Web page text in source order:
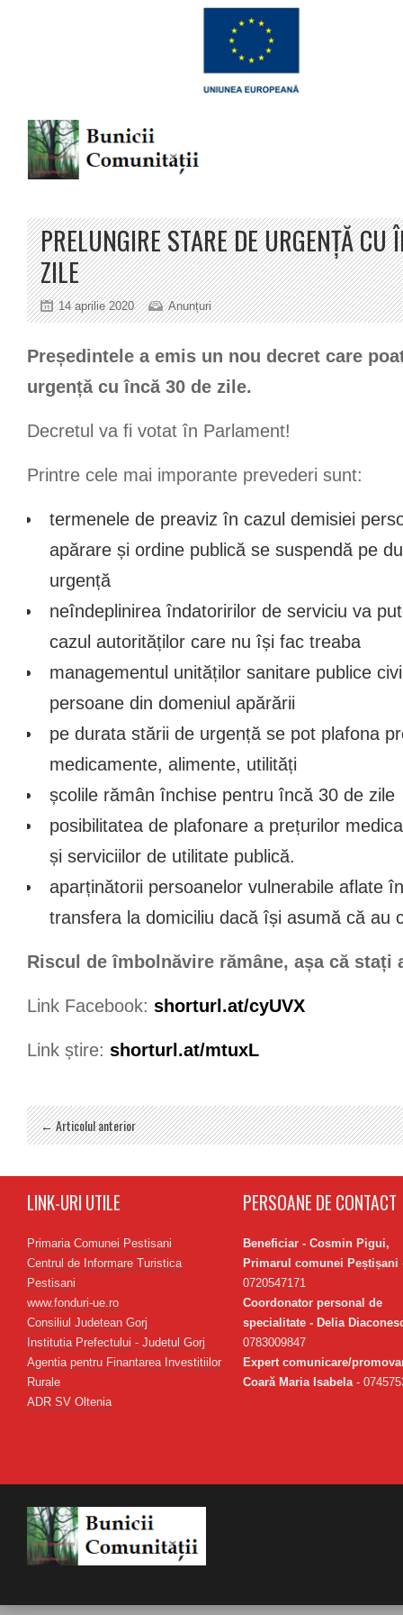
PRELUNGIRE STARE DE URGENȚĂ CU
ZILE
14 aprilie 2020 Anunțuri
Președintele a emis un nou decret care
urgență cu încă 30 de zile.
Decretul va fi votat în Parlament!
Printre cele mai imporante prevederi sunt:
termenele de preaviz în cazul demisiei
apărare și ordine publică se suspendă pe
urgență
neîndeplinirea îndatoririlor de serviciu va
cazul autorităților care nu își fac treaba
managementul unităților sanitare publice
persoane din domeniul apărării
pe durata stării de urgență se pot plafona
medicamente, alimente, utilități
școlile rămân închise pentru încă 30 de zile
posibilitatea de plafonare a prețurilor
și serviciilor de utilitate publică.
aparținătorii persoanelor vulnerabile aflate
transfera la domiciliu dacă își asumă că au
Riscul de îmbolnăvire rămâne, așa că stați
Link Facebook: shorturl.at/cyUVX
Link știre: shorturl.at/mtuxL
← Articolul anterior
LINK-URI UTILE
Primaria Comunei Pestisani
Centrul de Informare Turistica
Pestisani
www.fonduri-ue.ro
Consiliul Judetean Gorj
Institutia Prefectului - Judetul Gorj
Agentia pentru Finantarea Investitiilor
Rurale
ADR SV Oltenia
PERSOANE DE CONTACT
Beneficiar - Cosmin Pigui,
Primarul comunei Peștișani
0720547171
Coordonator personal de
specialitate - Delia
0783009847
Expert comunicare/
Coară Maria Isabela-